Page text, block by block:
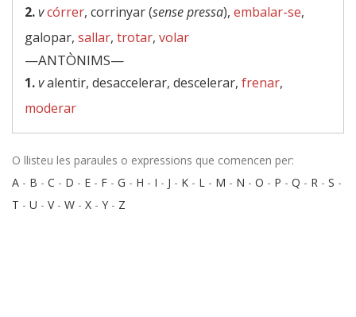
2.vcórrer, corrinyar (sense pressa), embalar-se,
galopar, sallar, trotar, volar
—ANTÒNIMS—
1.valentir, desaccelerar, descelerar, frenar,
moderar
O llisteu les paraules o expressions que comencen per:
A - B - C - D - E - F - G - H - I - J - K - L - M - N - O - P - Q - R - S -
T - U - V- W - X - Y - Z